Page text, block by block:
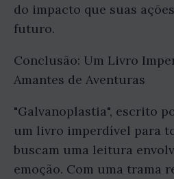
do impacto que suas
futuro.
Conclusão: Um Livro
Amantes de Aventuras
"Galvanoplastia", escrito
um livro imperdível para
buscam uma leitura
emoção. Com uma trama